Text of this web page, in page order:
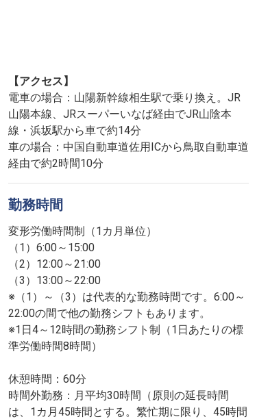
【アクセス】
電車の場合：山陽新幹線相生駅で乗り換え。JR
山陽本線、JRスーパーいなば経由でJR山陰本
線・浜坂駅から車で約14分
車の場合：中国自動車道佐用ICから鳥取自動車道
経由で約2時間10分
勤務時間
変形労働時間制（1カ月単位）
（1）6:00～15:00
（2）12:00～21:00
（3）13:00～22:00
※（1）～（3）は代表的な勤務時間です。6:00～
22:00の間で他の勤務シフトもあります。
※1日4～12時間の勤務シフト制（1日あたりの標
準労働時間8時間）
休憩時間：60分
時間外勤務：月平均30時間（原則の延長時間
は、1カ月45時間とする。繁忙期に限り、45時間